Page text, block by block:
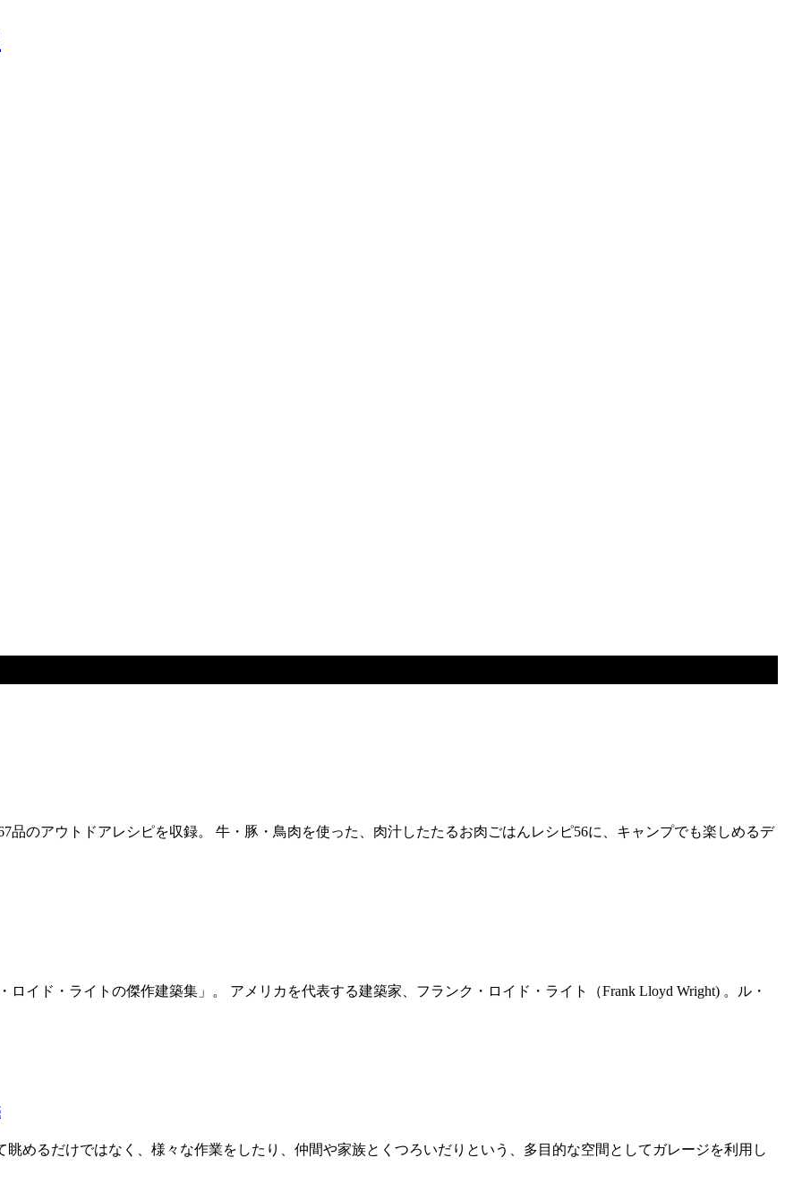
品のアウトドアレシピを収録。 牛・豚・鳥肉を使った、肉汁したたるお肉ごはんレシピ56に、キャンプでも楽しめるデ
イド・ライトの傑作建築集」。 アメリカを代表する建築家、フランク・ロイド・ライト（Frank Lloyd Wright) 。ル・
眺めるだけではなく、様々な作業をしたり、仲間や家族とくつろいだりという、多目的な空間としてガレージを利用し